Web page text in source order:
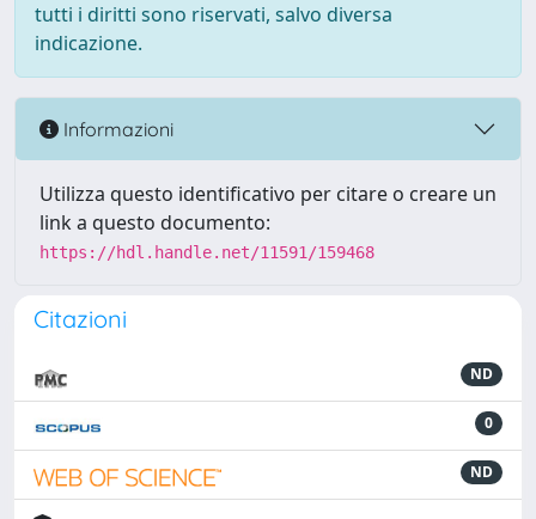
tutti i diritti sono riservati, salvo diversa
indicazione.
Informazioni
Utilizza questo identificativo per citare o creare un
link a questo documento:
https://hdl.handle.net/11591/159468
Citazioni
ND
0
ND